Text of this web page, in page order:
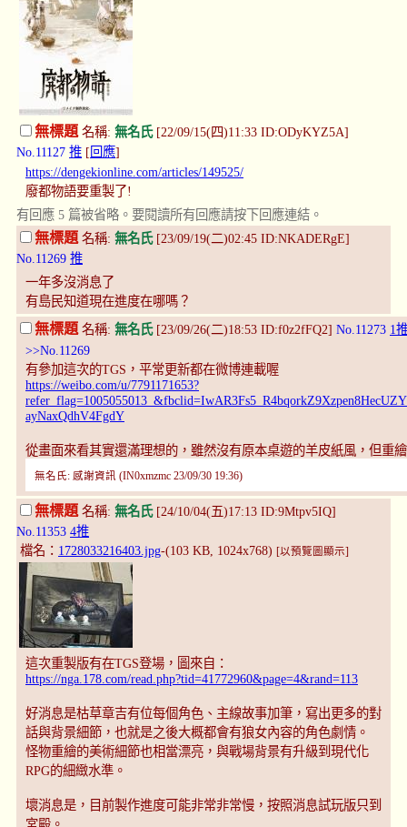
無標題名稱: 無名氏[22/09/15(四)11:33 ID:ODyKYZ5A]
No.11127 推 [回應]
https://dengekionline.com/articles/149525/
廢都物語要重製了!
有回應 5 篇被省略。要閱讀所有回應請按下回應連結。
無標題 名稱: 無名氏[23/09/19(二)02:45 ID:NKADERgE]
No.11269 推
一年多沒消息了
有島民知道現在進度在哪嗎？
無標題 名稱: 無名氏[23/09/26(二)18:53 ID:f0z2fFQ2] No.11273 1
>>No.11269
有參加這次的TGS，平常更新都在微博連載喔
https://weibo.com/u/7791171653?
ayNaxQdhV4FgdY
從畫面來看其實還滿理想的，雖然沒有原本桌遊的羊皮紙風，但重
無名氏: 感謝資訊 (IN0xmzmc 23/09/30 19:36)
無標題名稱: 無名氏[24/10/04(五)17:13 ID:9Mtpv5IQ]
No.11353 4推
檔名： 1728033216403.jpg-(103 KB, 1024x768) [以預覽圖顯示]
這次重製版有在TGS登場，圖來自：
https://nga.178.com/read.php?tid=41772960&page=4&rand=113
好消息是枯草章吉有位每個角色、主線故事加筆，寫出更多的對
話與背景細節，也就是之後大概都會有狼女內容的角色劇情。
怪物重繪的美術細節也相當漂亮，與戰場背景有升級到現代化
RPG的細緻水準。
壞消息是，目前製作進度可能非常非常慢，按照消息試玩版只到
宮殿。